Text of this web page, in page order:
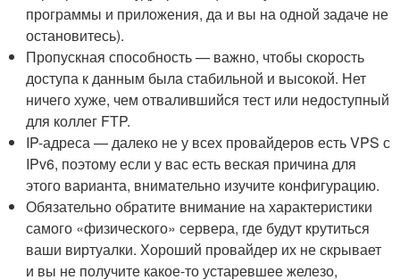
программы и приложения, да и вы на одной задаче не
остановитесь).
Пропускная способность — важно, чтобы скорость
доступа к данным была стабильной и высокой. Нет
ничего хуже, чем отвалившийся тест или недоступный
для коллег FTP.
IP-адреса — далеко не у всех провайдеров есть VPS с
IPv6, поэтому если у вас есть веская причина для
этого варианта, внимательно изучите конфигурацию.
Обязательно обратите внимание на характеристики
самого «физического» сервера, где будут крутиться
ваши виртуалки. Хороший провайдер их не скрывает
и вы не получите какое-то устаревшее железо,